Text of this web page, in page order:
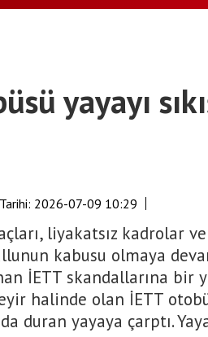
yayayı
2026-07-09 10:29
liyakatsız kadrolar
kabusu olmaya
İETT skandallarına bir
halinde olan İETT
duran yayaya çarptı.